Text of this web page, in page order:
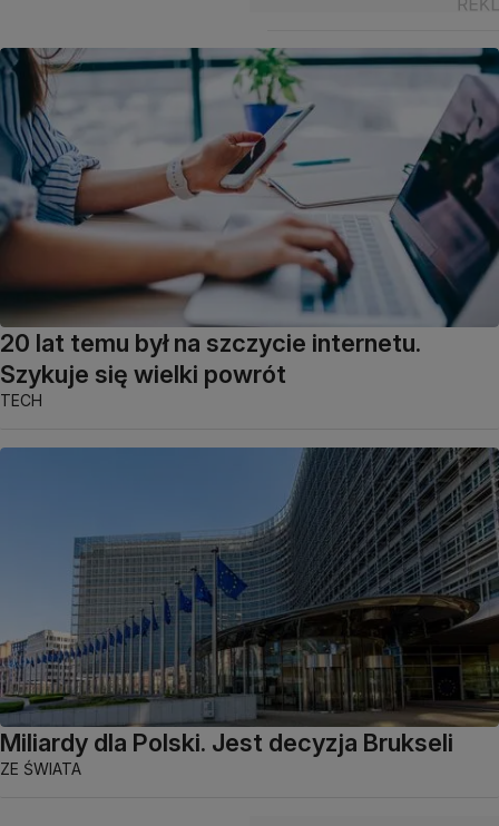
20 lat temu był na szczycie internetu.
Szykuje się wielki powrót
TECH
Miliardy dla Polski. Jest decyzja Brukseli
ZE ŚWIATA